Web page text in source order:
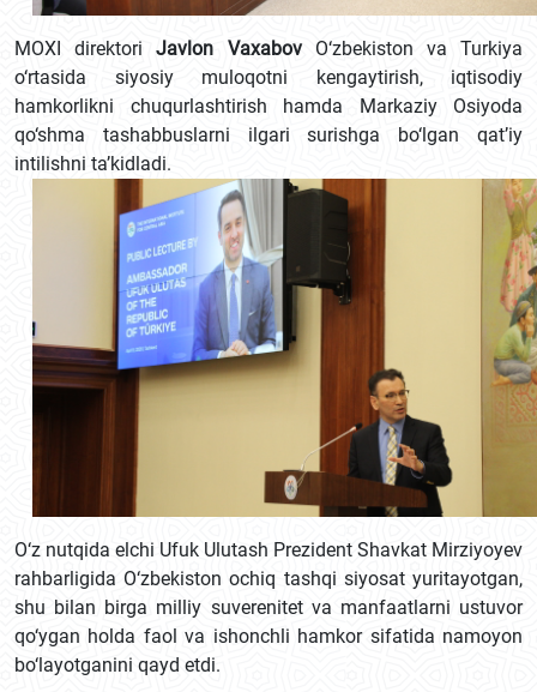
MOXI direktoriJavlon VaxabovO‘zbekiston va Turkiya
o‘rtasida siyosiy muloqotni kengaytirish, iqtisodiy
hamkorlikni chuqurlashtirish hamda Markaziy Osiyoda
qo‘shma tashabbuslarni ilgari surishga bo‘lgan qat’iy
intilishni ta’kidladi.
O‘z nutqida elchi Ufuk Ulutash Prezident Shavkat Mirziyoyev
rahbarligida O‘zbekiston ochiq tashqi siyosat yuritayotgan,
shu bilan birga milliy suverenitet va manfaatlarni ustuvor
qo‘ygan holda faol va ishonchli hamkor sifatida namoyon
bo‘layotganini qayd etdi.